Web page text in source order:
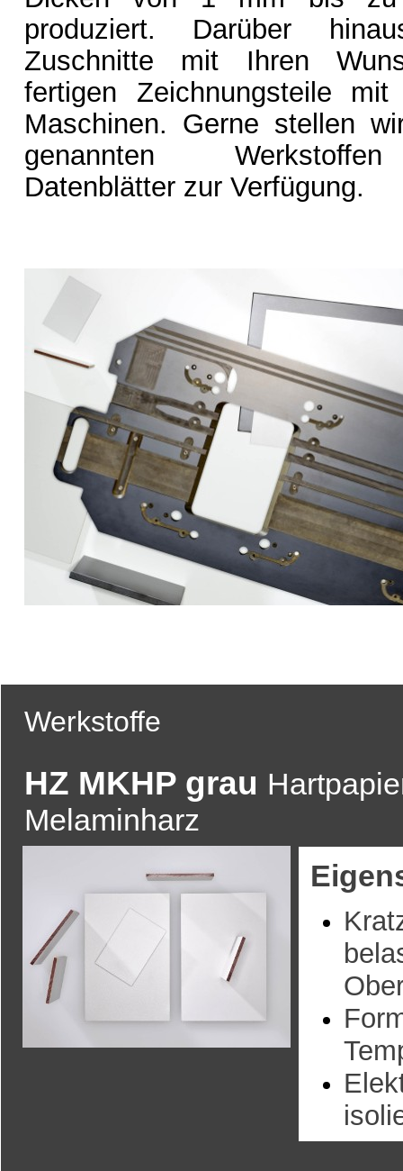
produziert. Darüber
Zuschnitte mit Ihren
fertigen Zeichnungsteile
Maschinen. Gerne stellen
genannten
Datenblätter zur Verfügung.
Werkstoffe
HZ MKHP grau
Melaminharz